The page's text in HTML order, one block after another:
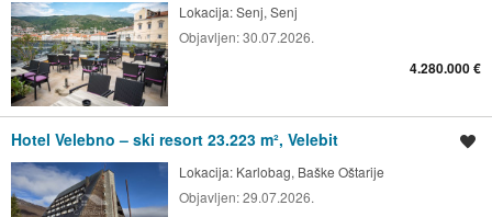
Lokacija:Senj, Senj
Objavljen:30.07.2026.
4.280.000 €
Hotel Velebno – ski resort 23.223 m², Velebit
Lokacija: Karlobag, Baške Oštarije
Objavljen:29.07.2026.